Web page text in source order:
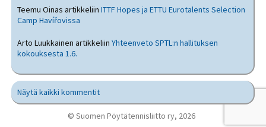
Teemu Oinas artikkeliinITTF Hopes ja ETTU Eurotalents Selection
Camp Havířovissa
Arto Luukkainen artikkeliinYhteenveto SPTL:n hallituksen
kokouksesta 1.6.
Näytä kaikki kommentit
© Suomen Pöytätennisliitto ry, 2026